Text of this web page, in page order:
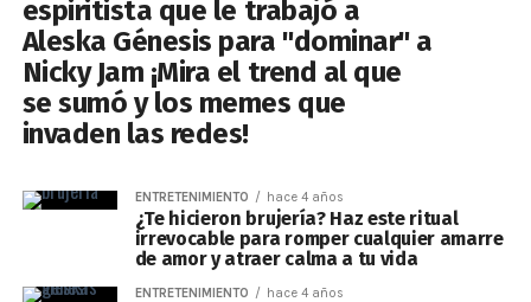
espiritista que le trabajó a
Aleska Génesis para "dominar" a
Nicky Jam ¡Mira el trend al que
se sumó y los memes que
invaden las redes!
ENTRETENIMIENTO hace 4 años
¿Te hicieron brujería? Haz este ritual
irrevocable para romper cualquier amarre
de amor y atraer calma a tu vida
ENTRETENIMIENTO hace 4 años